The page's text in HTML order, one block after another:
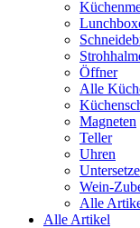
Öffner
Alle
Magneten
Teller
Uhren
Wein-
Alle
Alle Artikel